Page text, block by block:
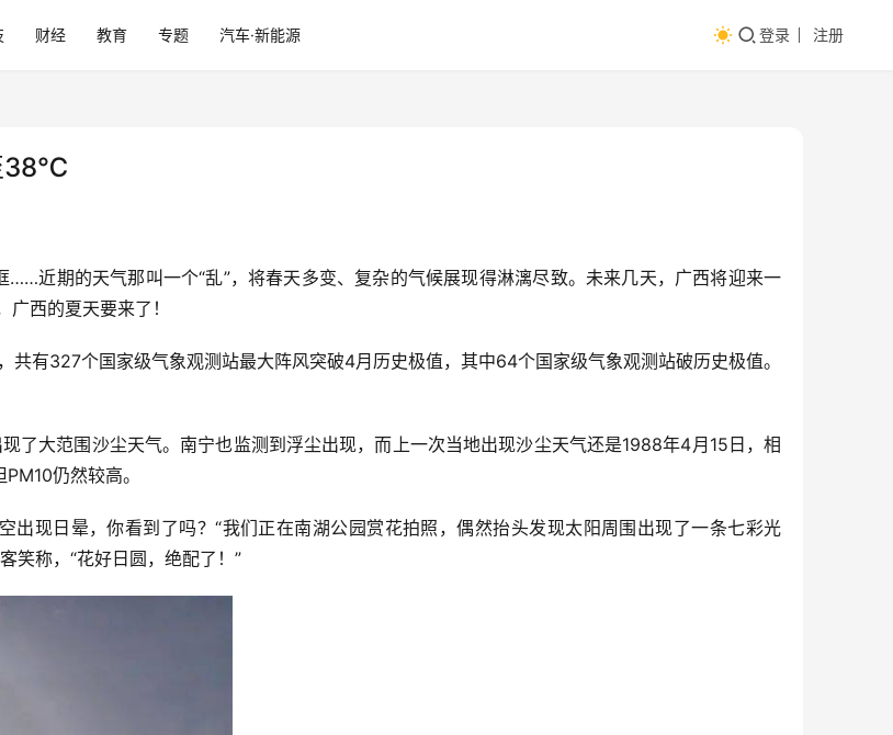
财经 教育 专题 汽车·新能源 登录 注册
38℃
近期的天气那叫一个“乱”，将春天多变、复杂的气候展现得淋漓尽致。未来几天，广西将迎来一
西的夏天要来了！
共有327个国家级气象观测站最大阵风突破4月历史极值，其中64个国家级气象观测站破历史极值。
了大范围沙尘天气。南宁也监测到浮尘出现，而上一次当地出现沙尘天气还是1988年4月15日，相
仍然较高。
出现日晕，你看到了吗？“我们正在南湖公园赏花拍照，偶然抬头发现太阳周围出现了一条七彩光
笑称，“花好日圆，绝配了！”